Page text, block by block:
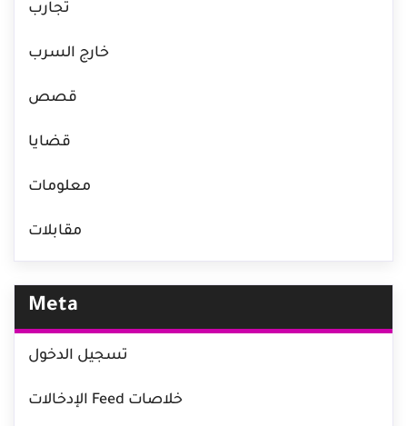
تجارب
خارج السرب
قصص
قضايا
معلومات
مقابلات
Meta
تسجيل الدخول
خلاصات Feed الإدخالات